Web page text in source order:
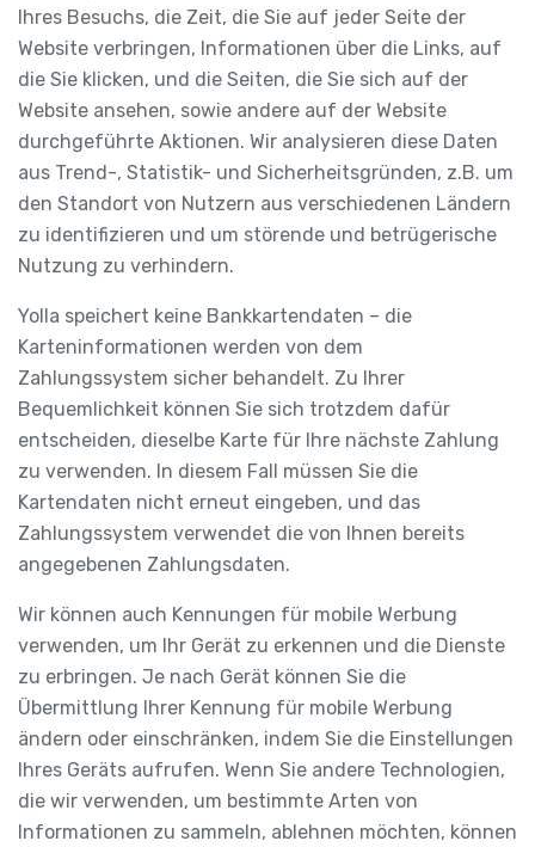
Ihres Besuchs, die Zeit, die Sie auf jeder Seite der
Website verbringen, Informationen über die Links, auf
die Sie klicken, und die Seiten, die Sie sich auf der
Website ansehen, sowie andere auf der Website
durchgeführte Aktionen. Wir analysieren diese Daten
aus Trend-, Statistik- und Sicherheitsgründen, z.B. um
den Standort von Nutzern aus verschiedenen Ländern
zu identifizieren und um störende und betrügerische
Nutzung zu verhindern.
Yolla speichert keine Bankkartendaten – die
Karteninformationen werden von dem
Zahlungssystem sicher behandelt. Zu Ihrer
Bequemlichkeit können Sie sich trotzdem dafür
entscheiden, dieselbe Karte für Ihre nächste Zahlung
zu verwenden. In diesem Fall müssen Sie die
Kartendaten nicht erneut eingeben, und das
Zahlungssystem verwendet die von Ihnen bereits
angegebenen Zahlungsdaten.
Wir können auch Kennungen für mobile Werbung
verwenden, um Ihr Gerät zu erkennen und die Dienste
zu erbringen. Je nach Gerät können Sie die
Übermittlung Ihrer Kennung für mobile Werbung
ändern oder einschränken, indem Sie die Einstellungen
Ihres Geräts aufrufen. Wenn Sie andere Technologien,
die wir verwenden, um bestimmte Arten von
Informationen zu sammeln, ablehnen möchten, können